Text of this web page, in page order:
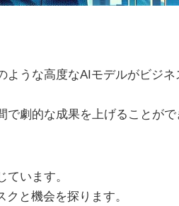
うな高度なAIモデルがビジ
劇的な成果を上げることがで
います。
と機会を探ります。